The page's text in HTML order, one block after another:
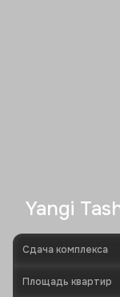
Yangi
Сдача комплекса
Площадь квартир